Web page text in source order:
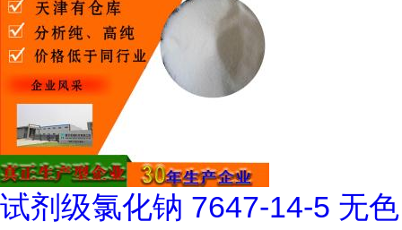
试剂级氯化钠 7647-14-5 无色